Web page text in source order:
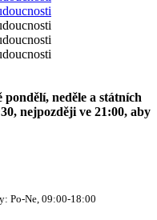
neděle a státních
nejpozději ve 21:00, aby
Po-Ne, 09:00-18:00